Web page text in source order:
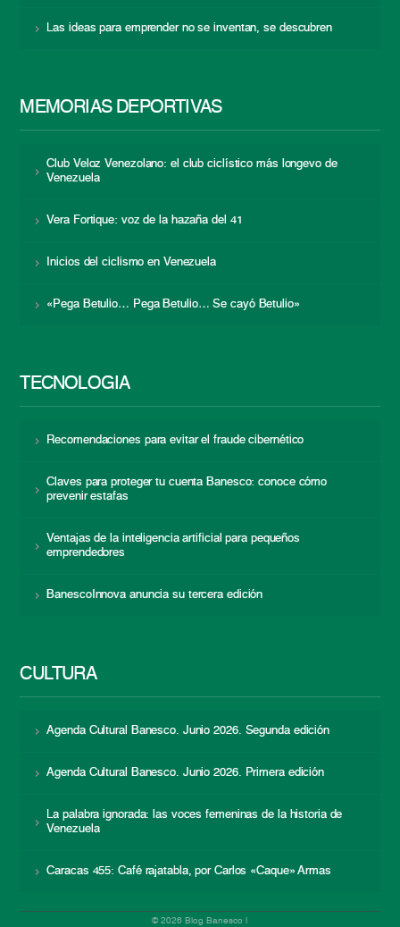
Las ideas para emprender no se inventan, se descubren
MEMORIAS DEPORTIVAS
Club Veloz Venezolano: el club ciclístico más longevo de
Venezuela
Vera Fortique: voz de la hazaña del 41
Inicios del ciclismo en Venezuela
«Pega Betulio… Pega Betulio… Se cayó Betulio»
TECNOLOGÍA
Recomendaciones para evitar el fraude cibernético
Claves para proteger tu cuenta Banesco: conoce cómo
prevenir estafas
Ventajas de la inteligencia artificial para pequeños
emprendedores
BanescoInnova anuncia su tercera edición
CULTURA
Agenda Cultural Banesco. Junio 2026. Segunda edición
Agenda Cultural Banesco. Junio 2026. Primera edición
La palabra ignorada: las voces femeninas de la historia de
Venezuela
Caracas 455: Café rajatabla, por Carlos «Caque» Armas
© 2026 Blog Banesco |